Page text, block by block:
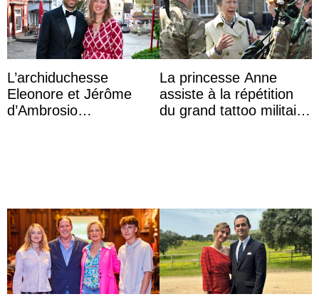
L’archiduchesse
Eleonore et Jérôme
d’Ambrosio
La princesse Anne
assiste à la répétition
du grand tattoo militaire